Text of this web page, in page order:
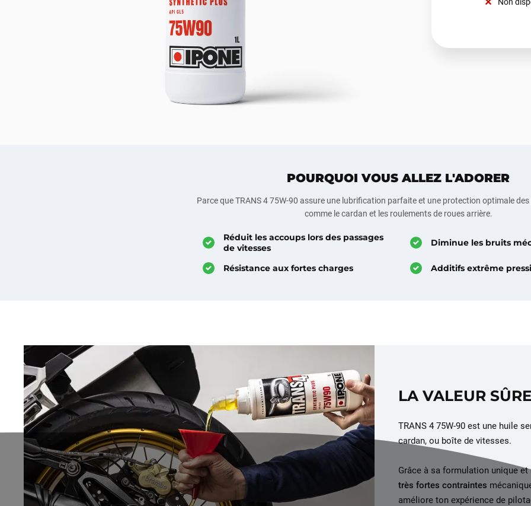
POURQUOI VOUS ALLEZ L'ADORER
Parce que TRANS 4 75W-90 assure une lubrification parfaite et une protection optimale des
comme le cardan et les roulements de roues arrière.
Réduit les accoups lors des passages
de vitesses
Diminue les bruits
Résistance aux fortes charges Additifs extrême
LA VALEUR
TRANS 4 75W-90 est une huile
cardan, ou boîte de vitesses.
Grâce à sa formulation unique
très fortes contraintes
améliore ton expérience de